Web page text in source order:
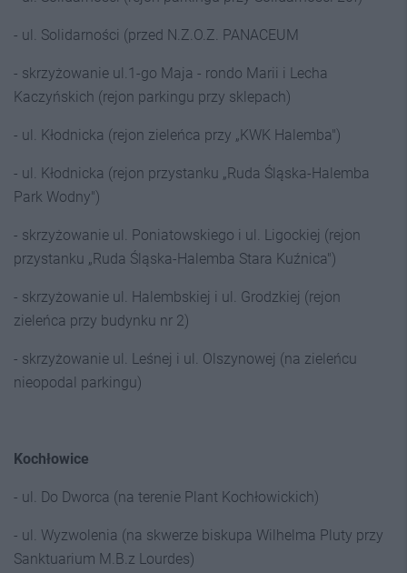
- ul. Solidarności (przed N.Z.O.Z. PANACEUM
- skrzyżowanie ul.1-go Maja - rondo Marii i Lecha
Kaczyńskich (rejon parkingu przy sklepach)
- ul. Kłodnicka (rejon zieleńca przy „KWK Halemba")
- ul. Kłodnicka (rejon przystanku „Ruda Śląska-Halemba
Park Wodny")
- skrzyżowanie ul. Poniatowskiego i ul. Ligockiej (rejon
przystanku „Ruda Śląska-Halemba Stara Kuźnica")
- skrzyżowanie ul. Halembskiej i ul. Grodzkiej (rejon
zieleńca przy budynku nr 2)
- skrzyżowanie ul. Leśnej i ul. Olszynowej (na zieleńcu
nieopodal parkingu)
Kochłowice
- ul. Do Dworca (na terenie Plant Kochłowickich)
- ul. Wyzwolenia (na skwerze biskupa Wilhelma Pluty przy
Sanktuarium M.B.z Lourdes)